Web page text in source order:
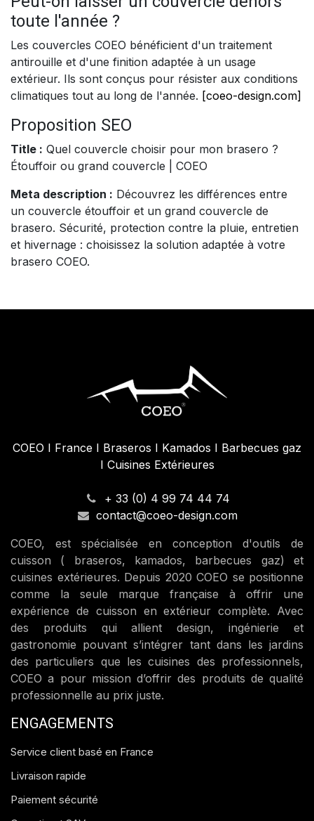
toute l'année ?
Les couvercles COEO bénéficient d'un traitement
antirouille et d'une finition adaptée à un usage
extérieur. Ils sont conçus pour résister aux conditions
climatiques tout au long de l'année. [coeo-design.com]
Proposition SEO
Title : Quel couvercle choisir pour mon brasero ?
Étouffoir ou grand couvercle | COEO
Meta description : Découvrez les différences entre
un couvercle étouffoir et un grand couvercle de
brasero. Sécurité, protection contre la pluie, entretien
et hivernage : choisissez la solution adaptée à votre
brasero COEO.
COEO I France I Braseros I Kamados I Barbecues gaz
I Cuisines Extérieures
+ 33 (0) 4 99 74 44 74
contact@coeo-design.com
COEO, est spécialisée en conception d'outils de
cuisson ( braseros, kamados, barbecues gaz) et
cuisines extérieures. Depuis 2020 COEO se positionne
comme la seule marque française à offrir une
expérience de cuisson en extérieur complète. Avec
des produits qui allient design, ingénierie et
gastronomie pouvant s’intégrer tant dans les jardins
des particuliers que les cuisines des professionnels,
COEO a pour mission d’offrir des produits de qualité
professionnelle au prix juste.
ENGAGEMENTS
Service client basé en France
Livraison rapide
Paiement sécurité